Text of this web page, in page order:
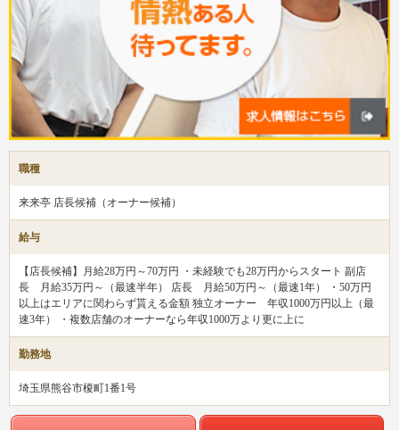
職種
来来亭 店長候補（オーナー候補）
給与
【店長候補】月給28万円～70万円 ・未経験でも28万円からスタート 副店
長 月給35万円～（最速半年） 店長 月給50万円～（最速1年） ・50万円
以上はエリアに関わらず貰える金額 独立オーナー 年収1000万円以上（最
速3年） ・複数店舗のオーナーなら年収1000万より更に上に
勤務地
埼玉県熊谷市榎町1番1号